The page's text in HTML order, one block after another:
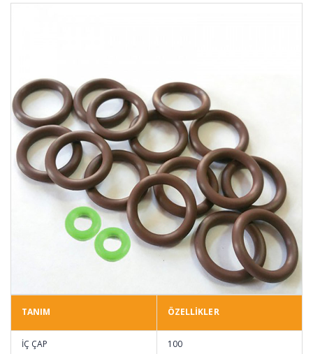
TANIM ÖZELLİKLER
İÇ ÇAP 100